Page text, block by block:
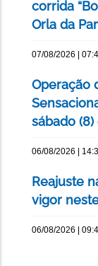
corrida
Orla da
07/08/2026 |
Operação
sábado
06/08/2026 |
Reajuste
vigor
06/08/2026 |